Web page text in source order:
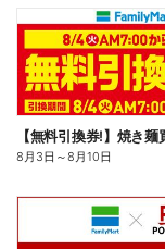
8月3日 ～8月10日